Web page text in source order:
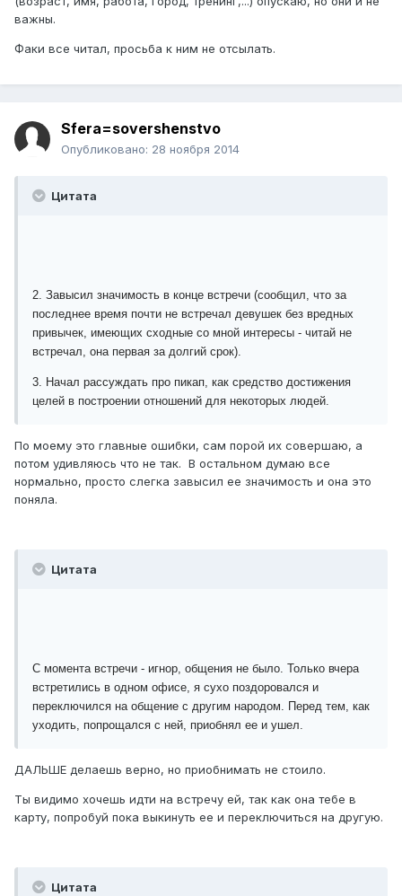
важны.
Факи все читал, просьба к ним не отсылать.
Sfera=sovershenstvo
Опубликовано: 28 ноября 2014
Цитата
2. Завысил значимость в конце встречи (сообщил, что за
последнее время почти не встречал девушек без вредных
привычек, имеющих сходные со мной интересы - читай не
встречал, она первая за долгий срок).
3. Начал рассуждать про пикап, как средство достижения
целей в построении отношений для некоторых людей.
По моему это главные ошибки, сам порой их совершаю, а
потом удивляюсь что не так. В остальном думаю все
нормально, просто слегка завысил ее значимость и она это
поняла.
Цитата
С момента встречи - игнор, общения не было. Только вчера
встретились в одном офисе, я сухо поздоровался и
переключился на общение с другим народом. Перед тем, как
уходить, попрощался с ней, приобнял ее и ушел.
ДАЛЬШЕ делаешь верно, но приобнимать не стоило.
Ты видимо хочешь идти на встречу ей, так как она тебе в
карту, попробуй пока выкинуть ее и переключиться на другую.
Цитата